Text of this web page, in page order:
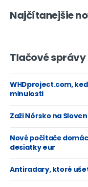
Najčítanejšie
Tlačové správy
WHDproject.com,
minulosti
Zaži Nórsko na
Nové počítače
desiatky eur
Antiradary, ktoré